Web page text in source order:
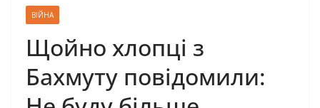
ВІЙНА
Щойно хлопці з
Бахмуту повідомили: